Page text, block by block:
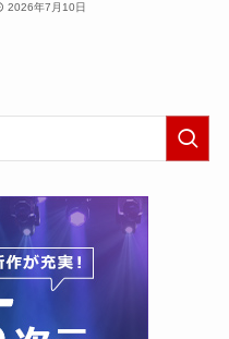
2026年7月10日